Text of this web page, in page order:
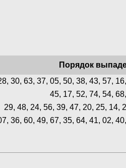
Порядок
30, 63, 37, 05, 50, 38, 43, 57,
45, 17, 52, 74, 54,
29, 48, 24, 56, 39, 47, 20, 25, 14,
36, 60, 49, 67, 35, 64, 41, 02,